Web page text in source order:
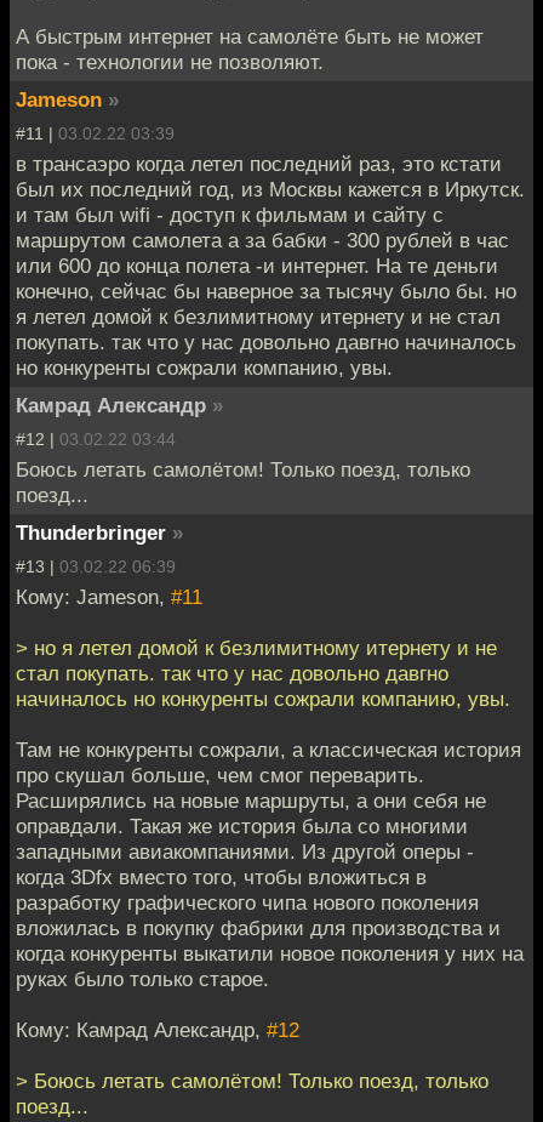
А быстрым интернет на самолёте быть не может
пока - технологии не позволяют.
Jameson »
#11 | 03.02.22 03:39
в трансаэро когда летел последний раз, это кстати
был их последний год, из Москвы кажется в Иркутск.
и там был wifi - доступ к фильмам и сайту с
маршрутом самолета а за бабки - 300 рублей в час
или 600 до конца полета -и интернет. На те деньги
конечно, сейчас бы наверное за тысячу было бы. но
я летел домой к безлимитному итернету и не стал
покупать. так что у нас довольно давгно начиналось
но конкуренты сожрали компанию, увы.
Камрад Александр »
#12 | 03.02.22 03:44
Боюсь летать самолётом! Только поезд, только
поезд...
Thunderbringer »
#13 | 03.02.22 06:39
Кому: Jameson, #11
> но я летел домой к безлимитному итернету и не
стал покупать. так что у нас довольно давгно
начиналось но конкуренты сожрали компанию, увы.
Там не конкуренты сожрали, а классическая история
про скушал больше, чем смог переварить.
Расширялись на новые маршруты, а они себя не
оправдали. Такая же история была со многими
западными авиакомпаниями. Из другой оперы -
когда 3Dfx вместо того, чтобы вложиться в
разработку графического чипа нового поколения
вложилась в покупку фабрики для производства и
когда конкуренты выкатили новое поколения у них на
руках было только старое.
Кому: Камрад Александр, #12
> Боюсь летать самолётом! Только поезд, только
поезд...